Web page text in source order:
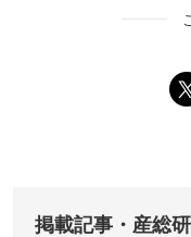
掲載記事・産総